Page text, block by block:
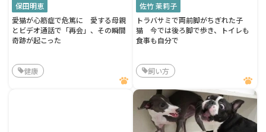
保田明恵
愛猫が心筋症で危篤に 愛する母親
とビデオ通話で「再会」、その瞬間
奇跡が起こった
健康
佐竹 茉莉子
トラバサミで両前脚がちぎれた子
猫 今では後ろ脚で歩き、トイレも
食事も自分で
飼い方